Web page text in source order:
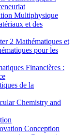
Multiphysique
et des
2 Mathématiques et
pour les
Financières :
de la
Chemistry and
Conception